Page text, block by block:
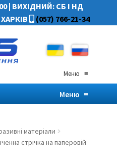
| ВИХІДНИЙ: СБ І НД
ХАРКІВ (057) 766-21-34
Меню≡
Меню≡
матеріали
стрічка на паперовій